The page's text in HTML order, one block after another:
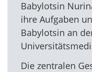
Babylotsin
ihre Aufgaben
Babylotsin an
Die zentralen